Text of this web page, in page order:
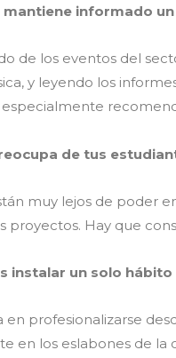
mantiene informado
de los eventos del
y leyendo los
especialmente
de tus
muy lejos de poder
proyectos. Hay que
instalar un solo
en profesionalizarse
en los eslabones de